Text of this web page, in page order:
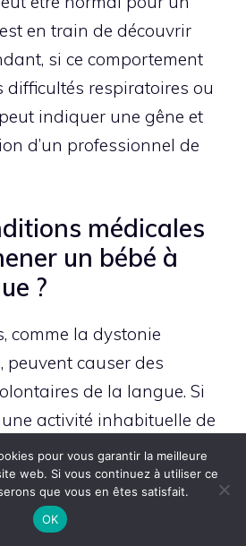
en train de découvrir
si ce comportement
difficultés respiratoires ou
indiquer une gêne et
d’un professionnel de
médicales
un bébé à
?
comme la dystonie
causer des
de la langue. Si
activité inhabituelle de
bébé, il est important de
pour écarter toute
sérieuse.
pour vous garantir la meilleure
web. Si vous continuez à utiliser ce
que vous en êtes satisfait.
OK